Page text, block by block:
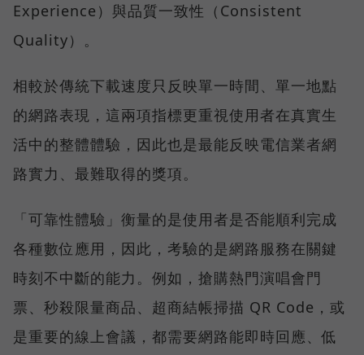
Experience）與品質一致性（Consistent
Quality）。
相較於傳統下載速度只反映單一時間、單一地點
的網路表現，這兩項指標更重視使用者在真實生
活中的整體體驗，因此也是最能反映電信業者網
路實力、最難取得的獎項。
「可靠性體驗」衡量的是使用者是否能順利完成
各種數位應用，因此，考驗的是網路服務在關鍵
時刻不中斷的能力。例如，搶購熱門演唱會門
票、秒殺限量商品、超商結帳掃描 QR Code，或
是重要的線上會議，都需要網路能即時回應、低